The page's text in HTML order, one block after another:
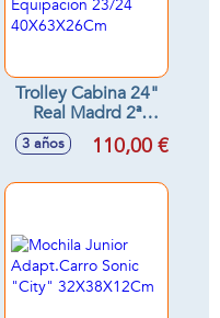
Trolley Cabina 24"
Real Madrd 2ª
Equipacion 23/24
40X63X26Cm
3 años 110,00 €